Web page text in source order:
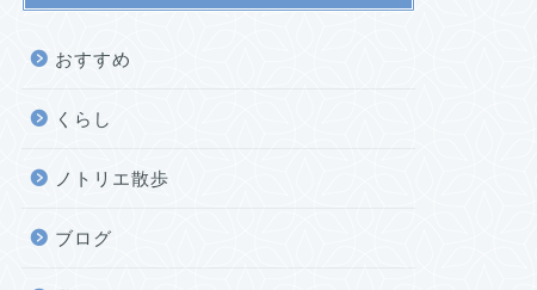
おすすめ
くらし
ノトリエ散歩
ブログ